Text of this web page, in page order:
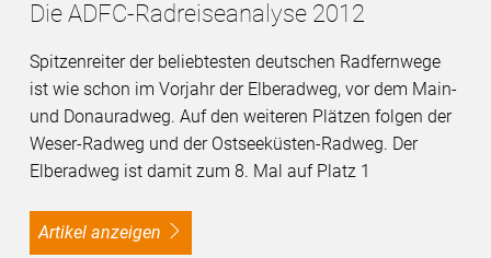
Die ADFC-Radreiseanalyse 2012
Spitzenreiter der beliebtesten deutschen Radfernwege
ist wie schon im Vorjahr der Elberadweg, vor dem Main-
und Donauradweg. Auf den weiteren Plätzen folgen der
Weser-Radweg und der Ostseeküsten-Radweg. Der
Elberadweg ist damit zum 8. Mal auf Platz 1
Artikel anzeigen